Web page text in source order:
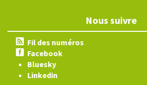
Nous suivre
Fil des numéros
Facebook
Bluesky
Linkedin